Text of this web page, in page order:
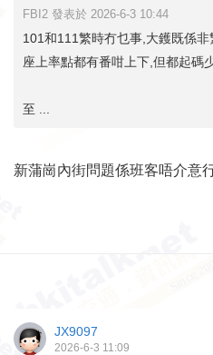
FBI2 發表於 2026-6-3 10:44
101和111繁時冇乜事,大鑊既係
座上率點都有番咁上下,但都起碼
至 ...
新蒲崗內街問題係班客唔介意
JX9097
2026-6-3 11:09